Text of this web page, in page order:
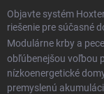
Objavte systém
riešenie pre súčasné
Modulárne krby a
obľúbenejšou voľbou
nízkoenergetické
premyslenú